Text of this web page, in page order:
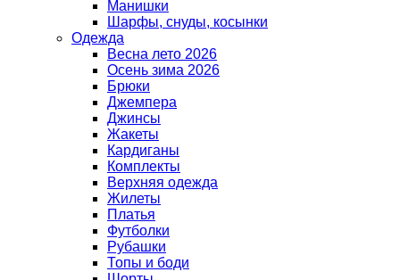
Манишки
Шарфы, снуды, косынки
Одежда
Весна лето 2026
Осень зима 2026
Брюки
Джемпера
Джинсы
Жакеты
Кардиганы
Комплекты
Верхняя одежда
Жилеты
Платья
Футболки
Рубашки
Топы и боди